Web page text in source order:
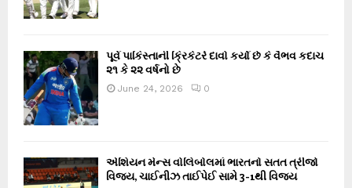
પૂર્વ પાકિસ્તાની ક્રિકેટરે દાવો કર્યો છે કે વૈભવ કદાચ
૨૧ કે ૨૨ વર્ષનો છે
June 24, 2026 0
એશિયન મેન્સ વોલિબોલમાં ભારતનો સતત ત્રીજો
વિજય, ચાઈનીઝ તાઈપેઈ સામે 3-1થી વિજય